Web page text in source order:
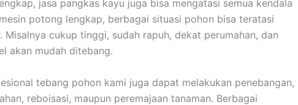
jasa pangkas kayu juga bisa mengatasi semua kendala
potong lengkap, berbagai situasi pohon bisa teratasi
Misalnya cukup tinggi, sudah rapuh, dekat perumahan, dan
akan mudah ditebang.
tebang pohon kami juga dapat melakukan penebangan,
reboisasi, maupun peremajaan tanaman. Berbagai